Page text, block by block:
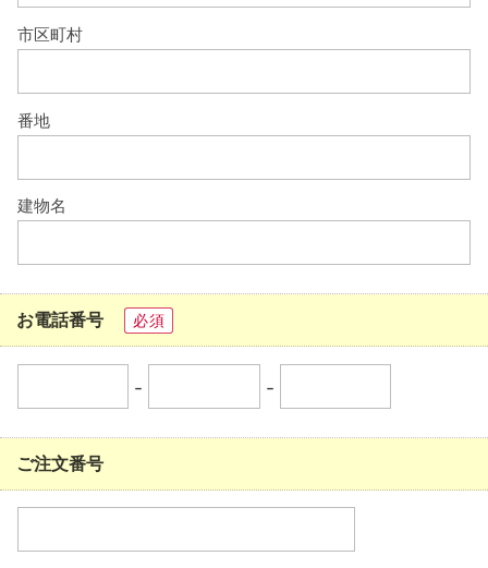
市区町村
番地
建物名
お電話番号 必須
- -
ご注文番号